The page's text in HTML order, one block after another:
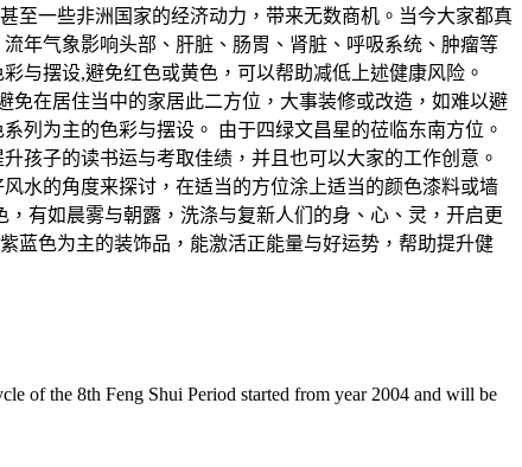
至一些非洲国家的经济动力，带来无数商机。当今大家都真
年气象影响头部、肝脏、肠胃、肾脏、呼吸系统、肿瘤等
与摆设,避免红色或黄色，可以帮助减低上述健康风险。
免在居住当中的家居此二方位，大事装修或改造，如难以避
列为主的色彩与摆设。 由于四绿文昌星的莅临东南方位。
孩子的读书运与考取佳绩，并且也可以大家的工作创意。
水的角度来探讨，在适当的方位涂上适当的颜色漆料或墙
有如晨雾与朝露，洗涤与复新人们的身、心、灵，开启更
蓝色为主的装饰品，能激活正能量与好运势，帮助提升健
of the 8th Feng Shui Period started from year 2004 and will be